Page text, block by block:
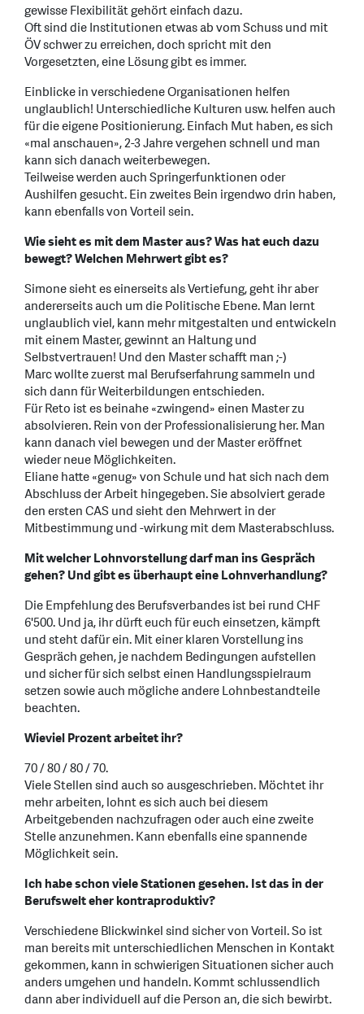
gewisse Flexibilität gehört einfach dazu.
Oft sind die Institutionen etwas ab vom Schuss und mit
ÖV schwer zu erreichen, doch spricht mit den
Vorgesetzten, eine Lösung gibt es immer.
Einblicke in verschiedene Organisationen helfen
unglaublich! Unterschiedliche Kulturen usw. helfen auch
für die eigene Positionierung. Einfach Mut haben, es sich
«mal anschauen», 2-3 Jahre vergehen schnell und man
kann sich danach weiterbewegen.
Teilweise werden auch Springerfunktionen oder
Aushilfen gesucht. Ein zweites Bein irgendwo drin haben,
kann ebenfalls von Vorteil sein.
Wie sieht es mit dem Master aus? Was hat euch dazu
bewegt? Welchen Mehrwert gibt es?
Simone sieht es einerseits als Vertiefung, geht ihr aber
andererseits auch um die Politische Ebene. Man lernt
unglaublich viel, kann mehr mitgestalten und entwickeln
mit einem Master, gewinnt an Haltung und
Selbstvertrauen! Und den Master schafft man ;-)
Marc wollte zuerst mal Berufserfahrung sammeln und
sich dann für Weiterbildungen entschieden.
Für Reto ist es beinahe «zwingend» einen Master zu
absolvieren. Rein von der Professionalisierung her. Man
kann danach viel bewegen und der Master eröffnet
wieder neue Möglichkeiten.
Eliane hatte «genug» von Schule und hat sich nach dem
Abschluss der Arbeit hingegeben. Sie absolviert gerade
den ersten CAS und sieht den Mehrwert in der
Mitbestimmung und -wirkung mit dem Masterabschluss.
Mit welcher Lohnvorstellung darf man ins Gespräch
gehen? Und gibt es überhaupt eine Lohnverhandlung?
Die Empfehlung des Berufsverbandes ist bei rund CHF
6'500. Und ja, ihr dürft euch für euch einsetzen, kämpft
und steht dafür ein. Mit einer klaren Vorstellung ins
Gespräch gehen, je nachdem Bedingungen aufstellen
und sicher für sich selbst einen Handlungsspielraum
setzen sowie auch mögliche andere Lohnbestandteile
beachten.
Wieviel Prozent arbeitet ihr?
70 / 80 / 80 / 70.
Viele Stellen sind auch so ausgeschrieben. Möchtet ihr
mehr arbeiten, lohnt es sich auch bei diesem
Arbeitgebenden nachzufragen oder auch eine zweite
Stelle anzunehmen. Kann ebenfalls eine spannende
Möglichkeit sein.
Ich habe schon viele Stationen gesehen. Ist das in der
Berufswelt eher kontraproduktiv?
Verschiedene Blickwinkel sind sicher von Vorteil. So ist
man bereits mit unterschiedlichen Menschen in Kontakt
gekommen, kann in schwierigen Situationen sicher auch
anders umgehen und handeln. Kommt schlussendlich
dann aber individuell auf die Person an, die sich bewirbt.